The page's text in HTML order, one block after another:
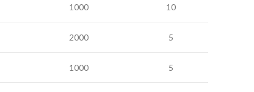
1000 10
2000 5
1000 5